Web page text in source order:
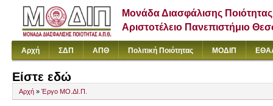
Μονάδα Διασφάλισης Ποιότητας
Αριστοτέλειο Πανεπιστήμιο
Αρχή ΣΔΠ ΑΠΘ Πολιτική Ποιότητας ΜΟΔΙΠ
Είστε εδώ
Αρχή » Έργο ΜΟ.ΔΙ.Π.